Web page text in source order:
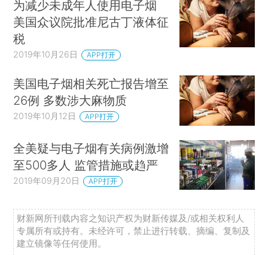
为减少未成年人使用电子烟
美国众议院批准尼古丁液体征
税
2019年10月26日 APP打开
美国电子烟相关死亡报告增至
26例 多数涉大麻物质
2019年10月12日 APP打开
全美疑与电子烟有关病例激增
至500多人 监管措施或趋严
2019年09月20日 APP打开
财新网所刊载内容之知识产权为财新传媒及/或相关权利人
专属所有或持有。未经许可，禁止进行转载、摘编、复制及
建立镜像等任何使用。